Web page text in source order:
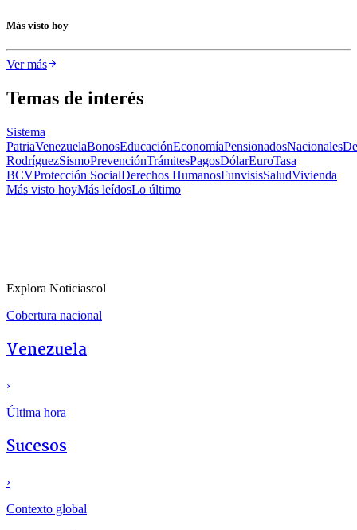
Más visto hoy
Ver más
Temas de interés
Sistema
PatriaVenezuelaBonosEducaciónEconomíaPensionadosNacionales
RodríguezSismoPrevenciónTrámitesPagosDólarEuroTasa
BCVProtección SocialDerechos HumanosFunvisisSaludVivienda
Más visto hoyMás leídosLo último
Explora Noticiascol
Cobertura nacional
Venezuela
›
Última hora
Sucesos
›
Contexto global